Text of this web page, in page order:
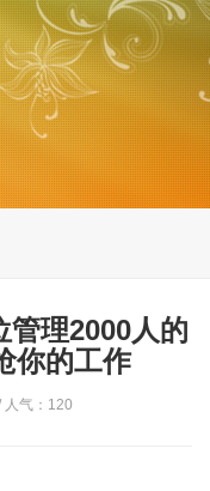
管理2000人的
你的工作
人气：120